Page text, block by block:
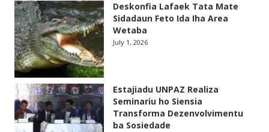
Deskonfia Lafaek Tata Mate
Sidadaun Feto Ida Iha Area
Wetaba
July 1, 2026
Estajiadu UNPAZ Realiza
Seminariu ho Siensia
Transforma Dezenvolvimentu
ba Sosiedade